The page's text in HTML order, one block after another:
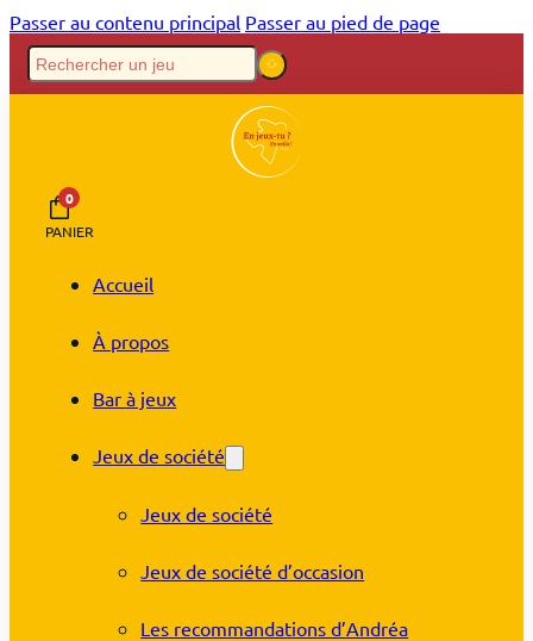
Passer au contenu principal Passer au pied de page
0
PANIER
Accueil
À propos
Bar à jeux
Jeux de société
Jeux de société
Jeux de société d’occasion
Les recommandations d’Andréa